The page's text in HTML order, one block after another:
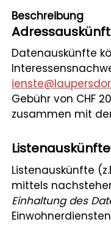
Bildung
Freizeit/
Leben
Startseite
Aktuelles
Online-Schalter
Beschreibung
Datenauskünfte
nst
l p rsd
Gebühr von CHF
zusammen mit
Listenauskünfte
Listenauskünfte
mittels
Einhaltung des